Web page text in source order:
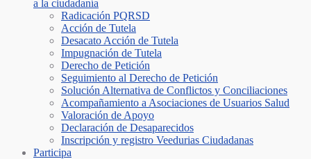
a la ciudadanía
Radicación PQRSD
Acción de Tutela
Desacato Acción de Tutela
Impugnación de Tutela
Derecho de Petición
Seguimiento al Derecho de Petición
Solución Alternativa de Conflictos y Conciliaciones
Acompañamiento a Asociaciones de Usuarios Salud
Valoración de Apoyo
Declaración de Desaparecidos
Inscripción y registro Veedurias Ciudadanas
Participa